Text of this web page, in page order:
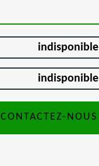
indisponible
indisponible
CONTACTEZ-NOUS